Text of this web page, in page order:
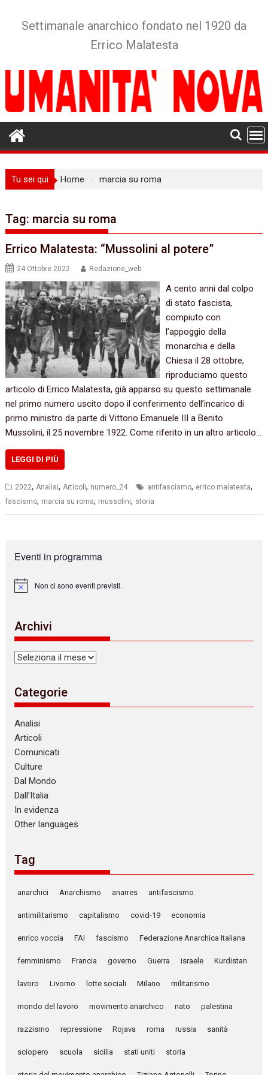
Settimanale anarchico fondato nel 1920 da
Errico Malatesta
Tu sei qui Home marcia su roma
Tag: marcia su roma
Errico Malatesta: “Mussolini al potere”
24 Ottobre 2022 Redazione_web
A cento anni dal colpo
di stato fascista,
compiuto con
l’appoggio della
monarchia e della
Chiesa il 28 ottobre,
riproduciamo questo
articolo di Errico Malatesta, già apparso su questo settimanale
nel primo numero uscito dopo il conferimento dell’incarico di
primo ministro da parte di Vittorio Emanuele III a Benito
Mussolini, il 25 novembre 1922. Come riferito in un altro articolo…
LEGGI DI PIÙ
2022,Analisi,Articoli, numero_24 antifascismo, errico malatesta,
fascismo, marcia su roma, mussolini, storia
Eventi in programma
N
c
e
Non ci sono eventi previsti.
Archivi
Archivi
Categorie
Analisi
Articoli
Comunicati
Culture
Dal Mondo
Dall’Italia
In evidenza
Other languages
Tag
anarchici Anarchismo anarres antifascismo
antimilitarismo capitalismo covid-19 economia
enrico voccia FAI fascismo Federazione Anarchica Italiana
femminismo Francia governo Guerra israele Kurdistan
lavoro Livorno lotte sociali Milano militarismo
mondo del lavoro movimento anarchico nato palestina
razzismo repressione Rojava roma russia sanità
sciopero scuola sicilia stati uniti storia